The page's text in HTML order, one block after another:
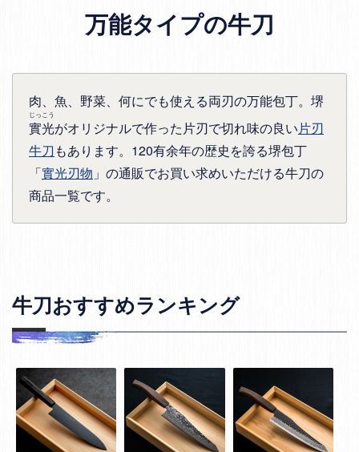
万能タイプの牛刀
肉、魚、野菜、何にでも使える両刃の万能包丁。堺
實光
じっこう
がオリジナルで作った片刃で切れ味の良い片刃
牛刀 もあります。120有余年の歴史を誇る堺包丁
「實光刃物 」の通販でお買い求めいただける牛刀の
商品一覧です。
牛刀おすすめランキング